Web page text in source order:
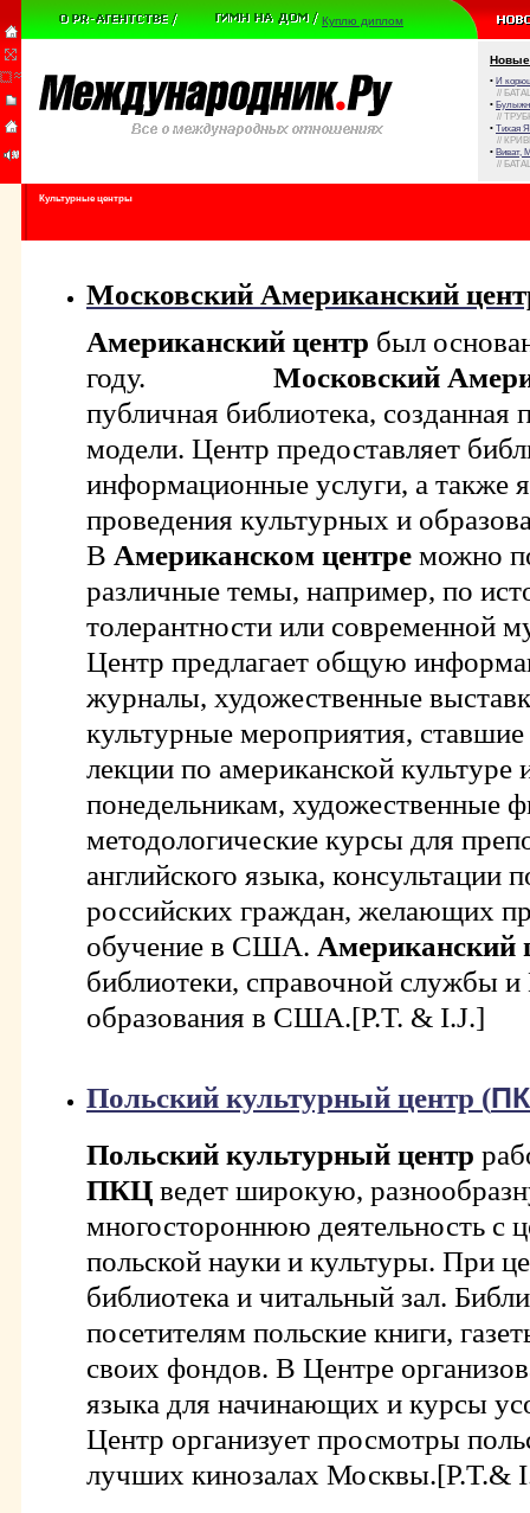
Куплю диплом
Новые
• И
//
•
//
• Тихая
//
• Виват,
//
Культурные центры
Московский Американский
Американский центр был
году. Московский
публичная библиотека, созданная
модели. Центр предоставляет
информационные услуги, а также
проведения культурных и
В Американском центре можно
различные темы, например, по
толерантности или современной
Центр предлагает общую
журналы, художественные
культурные мероприятия,
лекции по американской культуре
понедельникам, художественные
методологические курсы для
английского языка, консультации
российских граждан, желающих
обучение в США. Американский
библиотеки, справочной службы
образования в США.[P.T. & I.J.]
Польский культурный центр (
Польский культурный центр
ПКЦ ведет широкую,
многостороннюю деятельность с
польской науки и культуры. При
библиотека и читальный зал.
посетителям польские книги,
своих фондов. В Центре
языка для начинающих и курсы
Центр организует просмотры
лучших кинозалах Москвы.[P.T.&